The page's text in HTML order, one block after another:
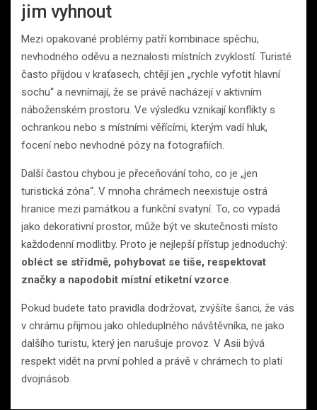
jim vyhnout
Mezi opakované problémy patří kombinace spěchu,
nevhodného oděvu a neznalosti místních zvyklostí. Turisté
často přijdou v kraťasech, chtějí jen „rychle vyfotit hlavní
sochu“ a nevnímají, že se právě nacházejí v aktivním
náboženském prostoru. Ve výsledku vznikají konflikty s
ochrankou nebo s místními věřícími, kterým vadí hluk,
focení nebo nevhodné pózy na fotografiích.
Další častou chybou je přeceňování toho, co je „jen
turistická zóna“. V mnoha chrámech neexistuje ostrá
hranice mezi památkou a funkční svatyní. To, co vypadá
jako dekorativní prostor, může být ve skutečnosti místo
každodenní modlitby. Proto je nejlepší přístup jednoduchý:
obléct se střídmě, pohybovat se tiše, respektovat
značky a napodobit místní etiketní vzorce.
Pokud budete tato pravidla dodržovat, zvýšíte šanci, že vás
v chrámu přijmou jako ohleduplného návštěvníka, ne jako
dalšího turistu, který jen narušuje provoz. V Asii bývá
respekt vidět na první pohled a právě v chrámech to platí
dvojnásob.